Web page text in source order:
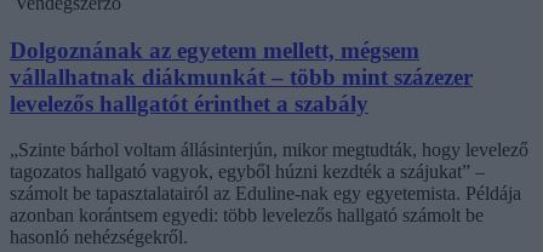
Dolgoznának az egyetem mellett, mégsem
vállalhatnak diákmunkát – több mint százezer
levelezős hallgatót érinthet a szabály
„Szinte bárhol voltam állásinterjún, mikor megtudták, hogy levelező
tagozatos hallgató vagyok, egyből húzni kezdték a szájukat” –
számolt be tapasztalatairól az Eduline-nak egy egyetemista. Példája
azonban korántsem egyedi: több levelezős hallgató számolt be
hasonló nehézségekről.